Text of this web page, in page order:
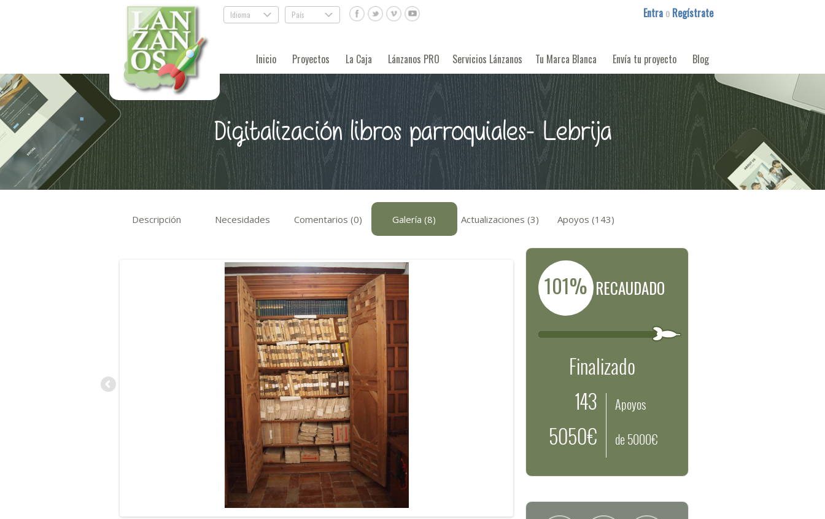
Idioma . País . Entra o Regístrate
Inicio Proyectos La Caja Lánzanos PRO Servicios Lánzanos Tu Marca Blanca Envía tu proyecto Blog
Digitalización libros parroquiales- Lebrija
Descripción Necesidades Comentarios (0) Galería (8) Actualizaciones (3) Apoyos (143)
101% RECAUDADO
Finalizado
143
5050€
Apoyos
de 5000€